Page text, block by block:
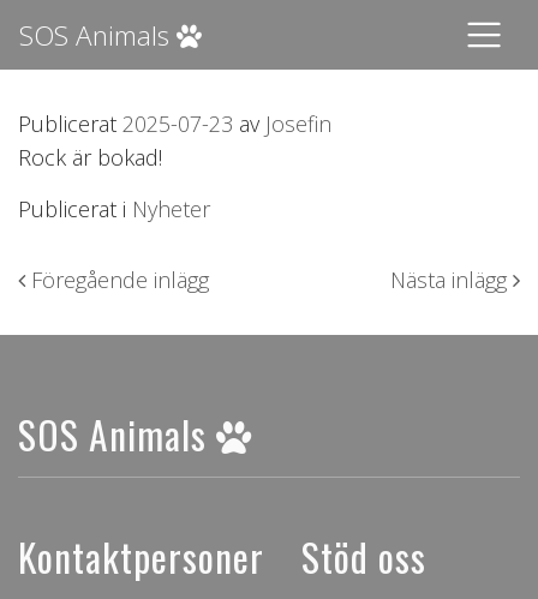
SOS Animals
Publicerat 2025-07-23 av Josefin
Rock är bokad!
Publicerat i Nyheter
Inläggsnavigering
Föregående inlägg Nästa inlägg
SOS Animals
Kontaktpersoner Stöd oss